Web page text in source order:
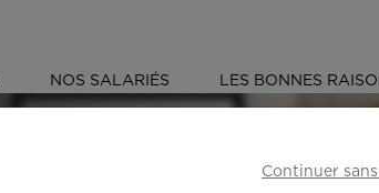
NOS SALARIÉS LES BONNES
Continuer